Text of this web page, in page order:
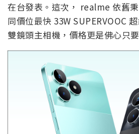
在台發表。這次， realme 依舊
同價位最快 33W SUPERVOOC
雙鏡頭主相機，價格更是佛心只